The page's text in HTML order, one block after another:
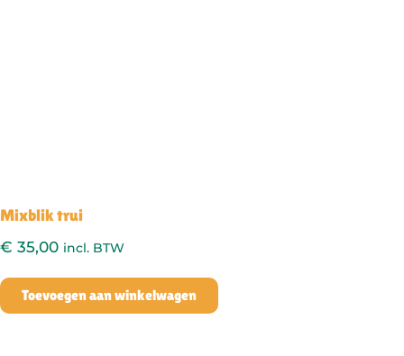
Mixblik trui
€ 35,00 incl. BTW
Toevoegen aan winkelwagen